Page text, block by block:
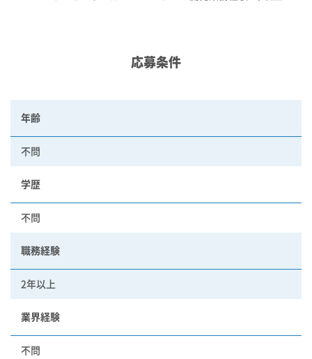
応募条件
年齢
不問
学歴
不問
職務経験
2年以上
業界経験
不問